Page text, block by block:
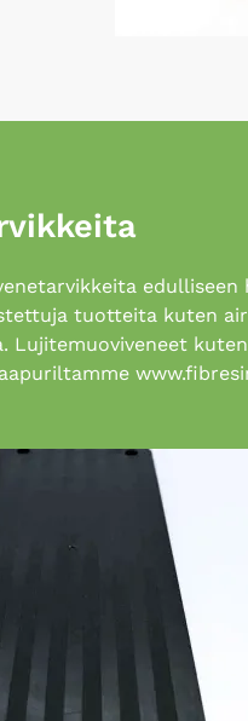
edulliseen
tuotteita kuten
Lujitemuoviveneet